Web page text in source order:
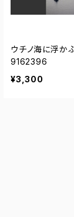
ウチノ海に浮か
9162396
¥3,300